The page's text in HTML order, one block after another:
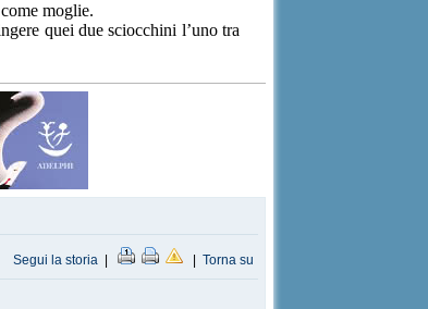
moglie.
quei due sciocchini l’uno tra
Segui la storia | |Torna su